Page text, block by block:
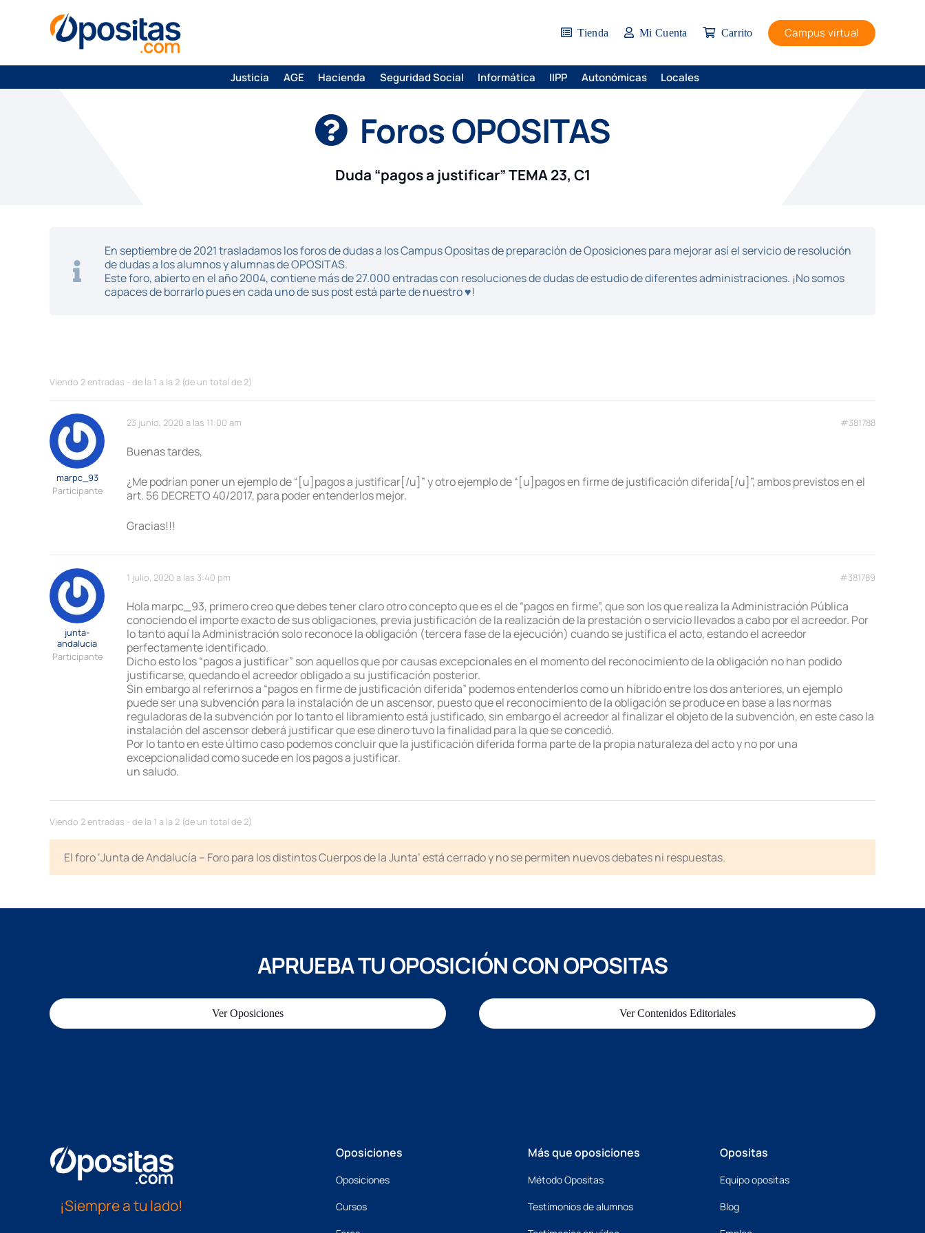
Tienda Mi Cuenta Carrito Campus virtual
Justicia AGE Hacienda Seguridad Social Informática IIPP Autonómicas Locales
Foros OPOSITAS
Duda “pagos a justificar” TEMA 23, C1
En septiembre de 2021 trasladamos los foros de dudas a los Campus Opositas de preparación de Oposiciones para mejorar así el servicio de resolución
de dudas a los alumnos y alumnas de OPOSITAS.
Este foro, abierto en el año 2004, contiene más de 27.000 entradas con resoluciones de dudas de estudio de diferentes administraciones. ¡No somos
capaces de borrarlo pues en cada uno de sus post está parte de nuestro ♥!
Viendo 2 entradas - de la 1 a la 2 (de un total de 2)
23 junio, 2020 a las 11:00 am #381788
marpc_93
Participante
Buenas tardes,
¿Me podrían poner un ejemplo de “[u]pagos a justificar[/u]” y otro ejemplo de “[u]pagos en firme de justificación diferida[/u]”, ambos previstos en el
art. 56 DECRETO 40/2017, para poder entenderlos mejor.
Gracias!!!
1 julio, 2020 a las 3:40 pm #381789
junta-
andalucia
Participante
Hola marpc_93, primero creo que debes tener claro otro concepto que es el de “pagos en firme”, que son los que realiza la Administración Pública
conociendo el importe exacto de sus obligaciones, previa justificación de la realización de la prestación o servicio llevados a cabo por el acreedor. Por
lo tanto aquí la Administración solo reconoce la obligación (tercera fase de la ejecución) cuando se justifica el acto, estando el acreedor
perfectamente identificado.
Dicho esto los “pagos a justificar” son aquellos que por causas excepcionales en el momento del reconocimiento de la obligación no han podido
justificarse, quedando el acreedor obligado a su justificación posterior.
Sin embargo al referirnos a “pagos en firme de justificación diferida” podemos entenderlos como un híbrido entre los dos anteriores, un ejemplo
puede ser una subvención para la instalación de un ascensor, puesto que el reconocimiento de la obligación se produce en base a las normas
reguladoras de la subvención por lo tanto el libramiento está justificado, sin embargo el acreedor al finalizar el objeto de la subvención, en este caso la
instalación del ascensor deberá justificar que ese dinero tuvo la finalidad para la que se concedió.
Por lo tanto en este último caso podemos concluir que la justificación diferida forma parte de la propia naturaleza del acto y no por una
excepcionalidad como sucede en los pagos a justificar.
un saludo.
Viendo 2 entradas - de la 1 a la 2 (de un total de 2)
El foro ‘Junta de Andalucía – Foro para los distintos Cuerpos de la Junta’ está cerrado y no se permiten nuevos debates ni respuestas.
APRUEBA TU OPOSICIÓN CON OPOSITAS
Ver Oposiciones Ver Contenidos Editoriales
¡Siempre a tu lado!
Oposiciones
Oposiciones
Cursos
Más que oposiciones
Método Opositas
Testimonios de alumnos
Opositas
Equipo opositas
Blog